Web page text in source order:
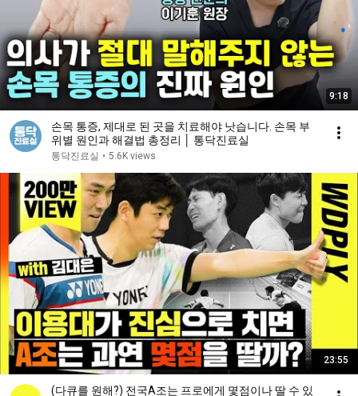
9:18
손목 통증, 제대로 된 곳을 치료해야 낫습니다. 손목 부
위별 원인과 해결법 총정리 │ 통닥진료실
통닥진료실 • 5.6K views
23:55
(다큐를 원해?) 전국A조는 프로에게 몇점이나 딸 수 있